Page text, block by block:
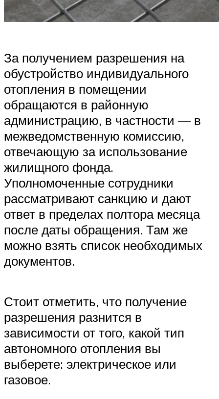
За получением разрешения на
обустройство индивидуального
отопления в помещении
обращаются в районную
администрацию, в частности — в
межведомственную комиссию,
отвечающую за использование
жилищного фонда.
Уполномоченные сотрудники
рассматривают санкцию и дают
ответ в пределах полтора месяца
после даты обращения. Там же
можно взять список необходимых
документов.
Стоит отметить, что получение
разрешения разнится в
зависимости от того, какой тип
автономного отопления вы
выберете: электрическое или
газовое.